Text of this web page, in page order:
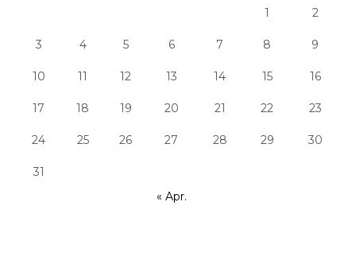
1 2
3 4 5 6 7 8 9
10 11 12 13 14 15 16
17 18 19 20 21 22 23
24 25 26 27 28 29 30
31
« Apr.